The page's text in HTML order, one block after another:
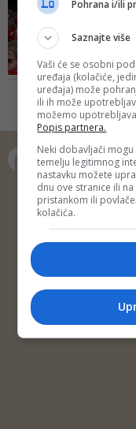
Impressum
Pohrana i/ili
Saznajte više
Vaši će se osobni
uređaja (kolačiće,
uređaja) može
ili ih može
možemo
Popis partnera.
Neki dobavljači
temelju legitimnog
nastavku možete
dnu ove stranice ili
pristankom ili
kolačića.